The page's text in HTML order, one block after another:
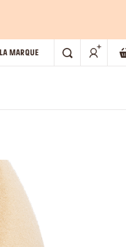
LA MARQUE
RECHERCHE